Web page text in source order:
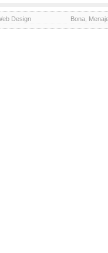
Design Bona,